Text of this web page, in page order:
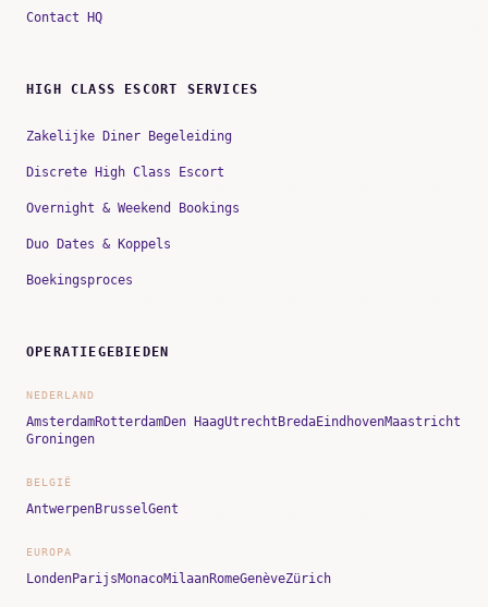
Contact HQ
HIGH CLASS ESCORT SERVICES
Zakelijke Diner Begeleiding
Discrete High Class Escort
Overnight & Weekend Bookings
Duo Dates & Koppels
Boekingsproces
OPERATIEGEBIEDEN
NEDERLAND
AmsterdamRotterdamDen HaagUtrecht BredaEindhovenMaastricht
Groningen
BELGIË
AntwerpenBrusselGent
EUROPA
LondenParijsMonacoMilaanRomeGenèveZürich